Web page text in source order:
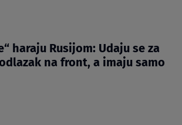
haraju Rusijom: Udaju se za
na front, a imaju samo